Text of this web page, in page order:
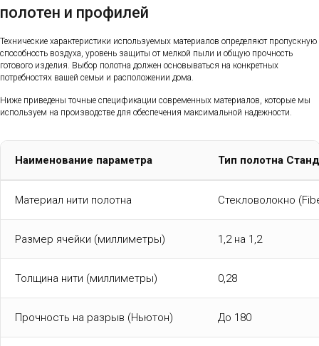
полотен и профилей
Технические характеристики используемых материалов определяют пропускную
способность воздуха, уровень защиты от мелкой пыли и общую прочность
готового изделия. Выбор полотна должен основываться на конкретных
потребностях вашей семьи и расположении дома.
Ниже приведены точные спецификации современных материалов, которые мы
используем на производстве для обеспечения максимальной надежности.
Наименование параметра Тип полотна
Материал нити полотна Стекловолокно
Размер ячейки (миллиметры) 1,2 на 1,2
Толщина нити (миллиметры) 0,28
Прочность на разрыв (Ньютон) До 180